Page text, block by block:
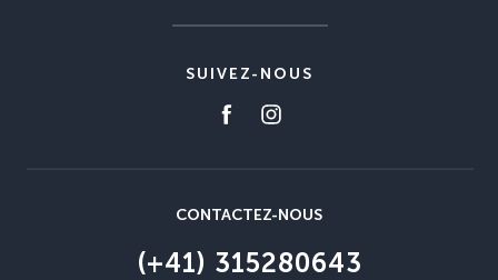
SUIVEZ-NOUS
CONTACTEZ-NOUS
(+41) 315280643